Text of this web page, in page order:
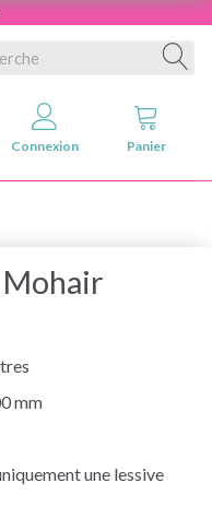
Connexion Panier
mm
une lessive